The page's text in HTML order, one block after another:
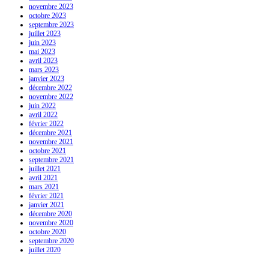
novembre 2023
octobre 2023
septembre 2023
juillet 2023
juin 2023
mai 2023
avril 2023
mars 2023
janvier 2023
décembre 2022
novembre 2022
juin 2022
avril 2022
février 2022
décembre 2021
novembre 2021
octobre 2021
septembre 2021
juillet 2021
avril 2021
mars 2021
février 2021
janvier 2021
décembre 2020
novembre 2020
octobre 2020
septembre 2020
juillet 2020